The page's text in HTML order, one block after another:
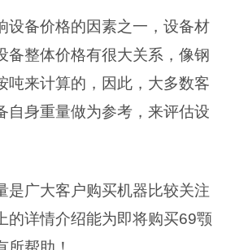
设备价格的因素之一，设备材
备整体价格有很大关系，像钢
吨来计算的，因此，大多数客
自身重量做为参考，来评估设
是广大客户购买机器比较关注
的详情介绍能为即将购买69颚